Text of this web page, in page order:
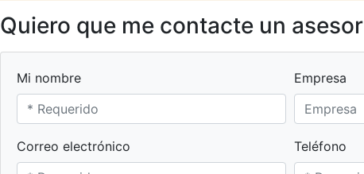
Quiero que me contacte un asesor
Mi nombre Empresa
Correo electrónico Teléfono